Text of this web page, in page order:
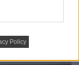
Policy